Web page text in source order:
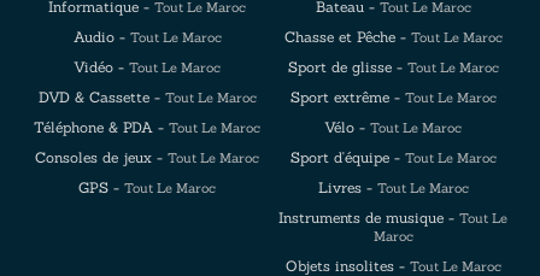
Informatique - Tout Le Maroc
Audio - Tout Le Maroc
Vidéo - Tout Le Maroc
DVD & Cassette - Tout Le Maroc
Téléphone & PDA - Tout Le Maroc
Consoles de jeux - Tout Le Maroc
GPS - Tout Le Maroc
Bateau - Tout Le Maroc
Chasse et Pêche - Tout Le Maroc
Sport de glisse - Tout Le Maroc
Sport extrême - Tout Le Maroc
Vélo - Tout Le Maroc
Sport d'équipe - Tout Le Maroc
Livres - Tout Le Maroc
Instruments de musique - Tout Le
Maroc
Objets insolites - Tout Le Maroc